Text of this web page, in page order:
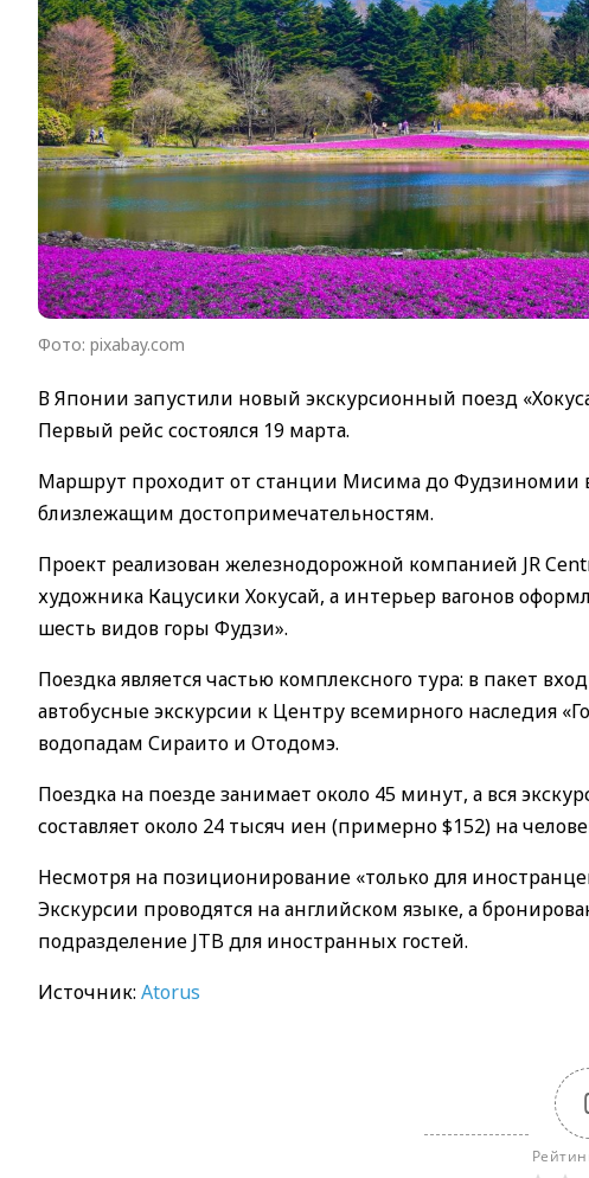
Фото: pixabay.com
В Японии запустили новый экскурсионный поезд
Первый рейс состоялся 19 марта.
Маршрут проходит от станции Мисима до Фудзиномии
близлежащим достопримечательностям.
Проект реализован железнодорожной компанией JR
художника Кацусики Хокусай, а интерьер вагонов
шесть видов горы Фудзи».
Поездка является частью комплексного тура: в пакет
автобусные экскурсии к Центру всемирного наследия
водопадам Сираито и Отодомэ.
Поездка на поезде занимает около 45 минут, а вся
составляет около 24 тысяч иен (примерно $152) на
Несмотря на позиционирование «только для
Экскурсии проводятся на английском языке, а
подразделение JTB для иностранных гостей.
Источник: Atorus